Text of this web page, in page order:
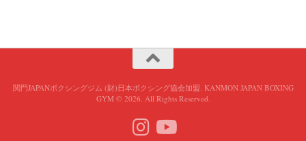
関門JAPANボクシングジム (財)日本ボクシング協会加盟. KANMON JAPAN BOXING
GYM © 2026. All Rights Reserved.